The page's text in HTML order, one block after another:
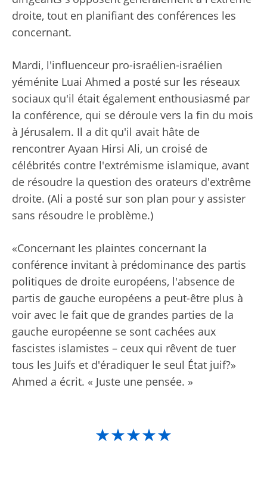
droite, tout en planifiant des conférences les
concernant.
Mardi, l'influenceur pro-israélien-israélien
yéménite Luai Ahmed a posté sur les réseaux
sociaux qu'il était également enthousiasmé par
la conférence, qui se déroule vers la fin du mois
à Jérusalem. Il a dit qu'il avait hâte de
rencontrer Ayaan Hirsi Ali, un croisé de
célébrités contre l'extrémisme islamique, avant
de résoudre la question des orateurs d'extrême
droite. (Ali a posté sur son plan pour y assister
sans résoudre le problème.)
«Concernant les plaintes concernant la
conférence invitant à prédominance des partis
politiques de droite européens, l'absence de
partis de gauche européens a peut-être plus à
voir avec le fait que de grandes parties de la
gauche européenne se sont cachées aux
fascistes islamistes – ceux qui rêvent de tuer
tous les Juifs et d'éradiquer le seul État juif?»
Ahmed a écrit. « Juste une pensée. »
★★★★★